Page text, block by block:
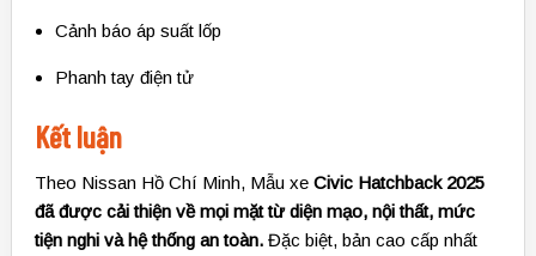
Cảnh báo áp suất lốp
Phanh tay điện tử
Kết luận
Theo Nissan Hồ Chí Minh, Mẫu xe Civic Hatchback 2025
đã được cải thiện về mọi mặt từ diện mạo, nội thất, mức
tiện nghi và hệ thống an toàn.Đặc biệt, bản cao cấp nhất